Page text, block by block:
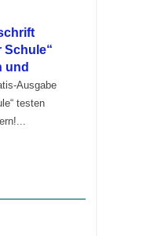
Schule“
und
Ausgabe
testen